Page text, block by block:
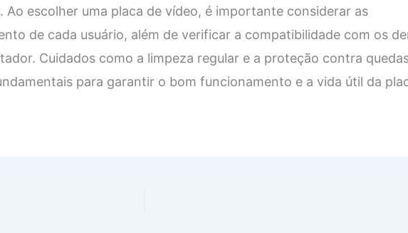
Ao escolher uma placa de vídeo, é importante considerar as
de cada usuário, além de verificar a compatibilidade com os
Cuidados como a limpeza regular e a proteção contra
para garantir o bom funcionamento e a vida útil da